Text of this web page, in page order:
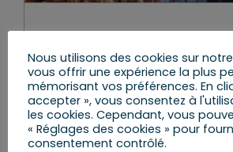
Brumath – foire aux
un mélange de
festivités
mardi, 26 Sep 2023 | La Circo 9,
Nous utilisons des cookies sur
vous offrir une expérience la plus
mémorisant vos préférences. En
accepter », vous consentez à
les cookies. Cependant, vous
« Réglages des cookies » pour
consentement contrôlé.